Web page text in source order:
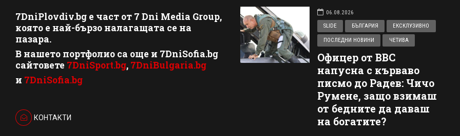
7DniPlovdiv.bg e част от 7 Dni Media Group,
която е най-бързо налагащата се на
пазара.
В нашето портфолио са още и 7DniSofia.bg
сайтовете 7DniSport.bg, 7DniBulgaria.bg
и 7DniSofia.bg
КОНТАКТИ
06.08.2026
SLIDE
БЪЛГАРИЯ ЕКСКЛУЗИВНО
ПОСЛЕДНИ НОВИНИ ЧЕТИВА
Офицер от ВВС
напусна с кърваво
писмо до Радев: Чичо
Румене, защо взимаш
от бедните да даваш
на богатите?